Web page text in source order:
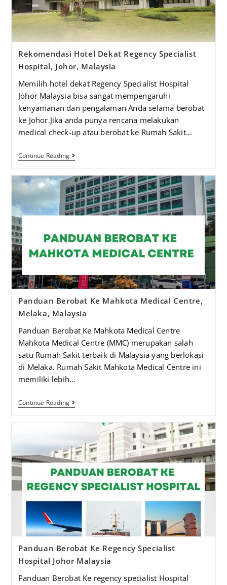
Rekomendasi Hotel Dekat Regency Specialist
Hospital, Johor, Malaysia
Memilih hotel dekat Regency Specialist Hospital
Johor Malaysia bisa sangat mempengaruhi
kenyamanan dan pengalaman Anda selama berobat
ke Johor.Jika anda punya rencana melakukan
medical check-up atau berobat ke Rumah Sakit…
Continue Reading
Panduan Berobat Ke Mahkota Medical Centre,
Melaka, Malaysia
Panduan Berobat Ke Mahkota Medical Centre
Mahkota Medical Centre (MMC) merupakan salah
satu Rumah Sakit terbaik di Malaysia yang berlokasi
di Melaka. Rumah Sakit Mahkota Medical Centre ini
memiliki lebih…
Continue Reading
Panduan Berobat Ke Regency Specialist
Hospital Johor Malaysia
Panduan Berobat Ke regency specialist Hospital